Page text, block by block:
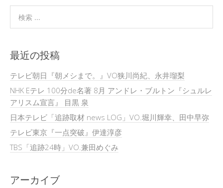
最近の投稿
テレビ朝日『朝メシまで。』VO狭川尚紀、永井瑠梨
NHK Eテレ 100分de名著 8月 アンドレ・ブルトン『シュルレ
アリスム宣言』 目黒 泉
日本テレビ「追跡取材 news LOG」VO.堀川輝幸、田中早弥
テレビ東京『一点突破』伊達淳彦
TBS「追跡24時」VO.兼田めぐみ
アーカイブ